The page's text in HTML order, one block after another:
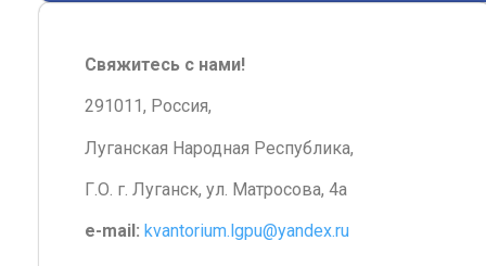
Свяжитесь с нами!
291011, Россия,
Луганская Народная Республика,
Г.О. г. Луганск, ул. Матросова, 4а
e-mail: kvantorium.lgpu@yandex.ru